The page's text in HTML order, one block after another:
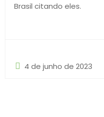
Brasil citando eles.
4 de junho de 2023